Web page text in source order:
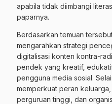
apabila tidak diimbangi
paparnya.
Berdasarkan temuan
mengarahkan strategi
digitalisasi konten kontra-
pendek yang kreatif,
pengguna media sosial.
memperkuat peran
perguruan tinggi, dan